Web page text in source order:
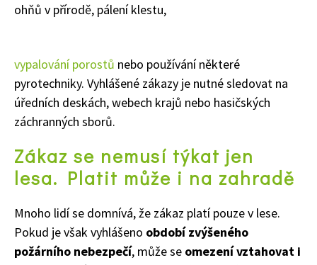
ohňů v přírodě, pálení klestu,
vypalování porostů nebo používání některé
pyrotechniky. Vyhlášené zákazy je nutné sledovat na
úředních deskách, webech krajů nebo hasičských
záchranných sborů.
Zákaz se nemusí týkat jen
lesa. Platit může i na zahradě
Mnoho lidí se domnívá, že zákaz platí pouze v lese.
Pokud je však vyhlášeno období zvýšeného
požárního nebezpečí, může se omezení vztahovat i